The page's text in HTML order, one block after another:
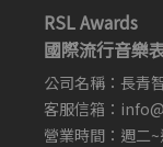
RSL Awards
國際流行音樂
公司名稱：長青
客服信箱：
營業時間：週二